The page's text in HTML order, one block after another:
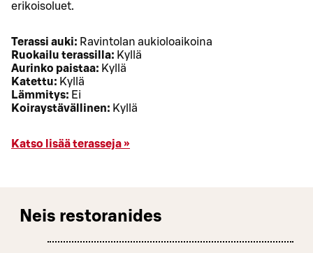
erikoisoluet.
Terassi auki: Ravintolan aukioloaikoina
Ruokailu terassilla: Kyllä
Aurinko paistaa: Kyllä
Katettu: Kyllä
Lämmitys: Ei
Koiraystävällinen: Kyllä
Katso lisää terasseja »
Neis restoranides